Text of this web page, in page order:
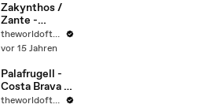
Zakynthos /
Zante -
Greece
theworldoftravel2
vor 15 Jahren
Palafrugell -
Costa Brava -
Spain
theworldoftravel2